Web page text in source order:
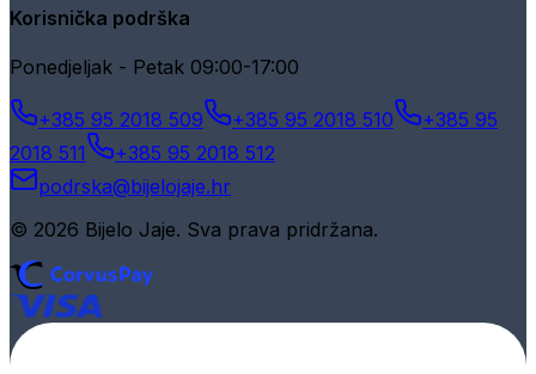
Korisnička podrška
Ponedjeljak - Petak 09:00-17:00
+385 95 2018 509 +385 95 2018 510
+385 95
2018 511
+385 95 2018 512
podrska@bijelojaje.hr
© 2026 Bijelo Jaje. Sva prava pridržana.